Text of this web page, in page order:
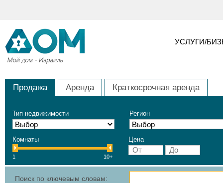
УСЛУГИ/
Продажа Аренда Краткосрочная аренда
Тип недвижимости Регион
Комнаты
1 10+
Цена
Поиск по ключевым словам: